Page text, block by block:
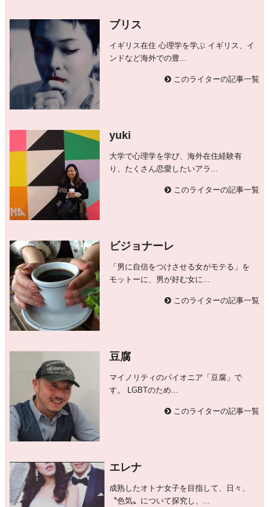
ブリス
イギリス在住 心理学を学ぶ イギリス、イ
ンドなど海外での豊...
このライターの記事一覧
yuki
大学で心理学を学び、海外在住経験有
り、たくさん恋愛したいアラ...
このライターの記事一覧
ビジョナーレ
「男に自信をつけさせる女がモテる」を
モットーに、男が好む女に...
このライターの記事一覧
豆腐
マイノリティのパイオニア「豆腐」で
す。 LGBTのため...
このライターの記事一覧
エレナ
成熟したオトナ女子を目指して、日々、
〝色気〟について探究し、...